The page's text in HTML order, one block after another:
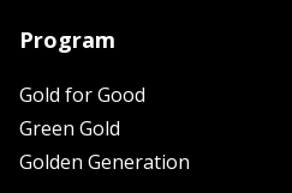
Program
Gold for Good
Green Gold
Golden Generation